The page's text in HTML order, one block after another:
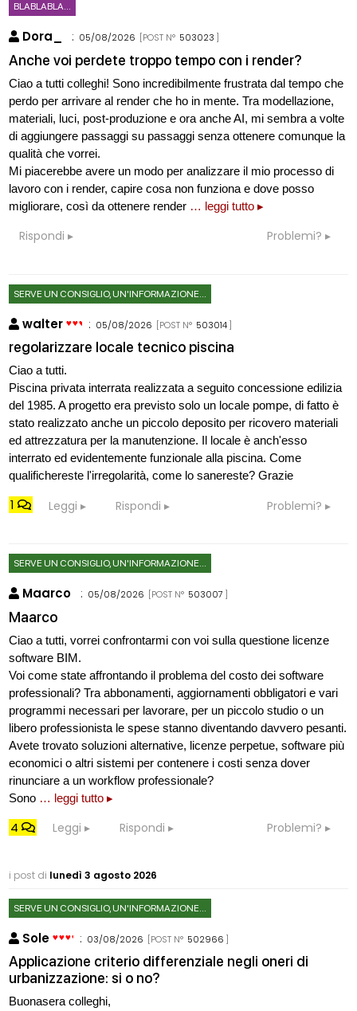
BLABLABLA...
Dora_ : 05/08/2026 [POST N° 503023 ]
Anche voi perdete troppo tempo con i render?
Ciao a tutti colleghi! Sono incredibilmente frustrata dal tempo che
perdo per arrivare al render che ho in mente. Tra modellazione,
materiali, luci, post-produzione e ora anche AI, mi sembra a volte
di aggiungere passaggi su passaggi senza ottenere comunque la
qualità che vorrei.
Mi piacerebbe avere un modo per analizzare il mio processo di
lavoro con i render, capire cosa non funziona e dove posso
migliorare, così da ottenere render … leggi tutto ▸
Rispondi Problemi?
SERVE UN CONSIGLIO, UN'INFORMAZIONE...
walter : 05/08/2026 [POST N° 503014]
regolarizzare locale tecnico piscina
Ciao a tutti.
Piscina privata interrata realizzata a seguito concessione edilizia
del 1985. A progetto era previsto solo un locale pompe, di fatto è
stato realizzato anche un piccolo deposito per ricovero materiali
ed attrezzatura per la manutenzione. Il locale è anch'esso
interrato ed evidentemente funzionale alla piscina. Come
qualifichereste l'irregolarità, come lo sanereste? Grazie
1 Leggi Rispondi Problemi?
SERVE UN CONSIGLIO, UN'INFORMAZIONE...
Maarco : 05/08/2026 [POST N° 503007 ]
Maarco
Ciao a tutti, vorrei confrontarmi con voi sulla questione licenze
software BIM.
Voi come state affrontando il problema del costo dei software
professionali? Tra abbonamenti, aggiornamenti obbligatori e vari
programmi necessari per lavorare, per un piccolo studio o un
libero professionista le spese stanno diventando davvero pesanti.
Avete trovato soluzioni alternative, licenze perpetue, software più
economici o altri sistemi per contenere i costi senza dover
rinunciare a un workflow professionale?
Sono … leggi tutto ▸
4 Leggi Rispondi Problemi?
i post di lunedì 3 agosto 2026
SERVE UN CONSIGLIO, UN'INFORMAZIONE...
Sole : 03/08/2026 [POST N° 502966 ]
Applicazione criterio differenziale negli oneri di
urbanizzazione: si o no?
Buonasera colleghi,